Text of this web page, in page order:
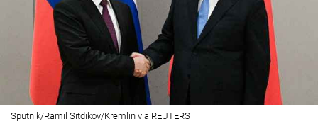
Sputnik/Ramil Sitdikov/Kremlin via REUTERS